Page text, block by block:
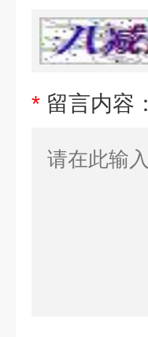
* 留言内容：